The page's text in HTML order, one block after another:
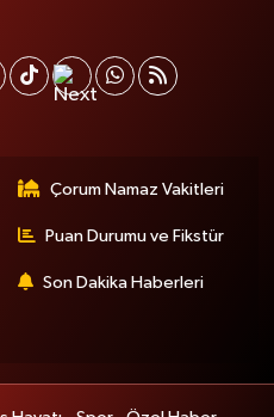
Çorum Namaz Vakitleri
Puan Durumu ve Fikstür
Son Dakika Haberleri